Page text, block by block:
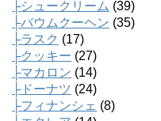
├シュークリーム (39)
├バウムクーヘン (35)
├ラスク (17)
├クッキー (27)
├マカロン (14)
├ドーナツ (24)
├フィナンシェ (8)